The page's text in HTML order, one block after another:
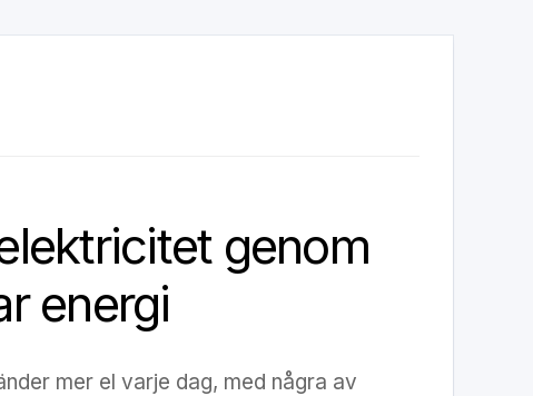
genom
energi
mer el varje dag, med några av